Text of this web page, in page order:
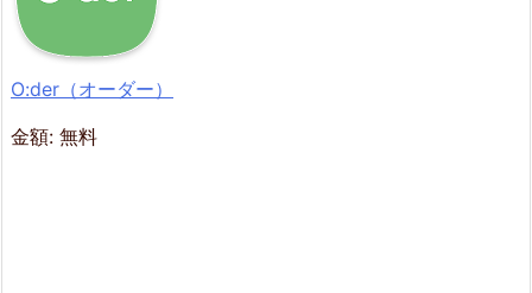
O:der（オーダー）
金額: 無料